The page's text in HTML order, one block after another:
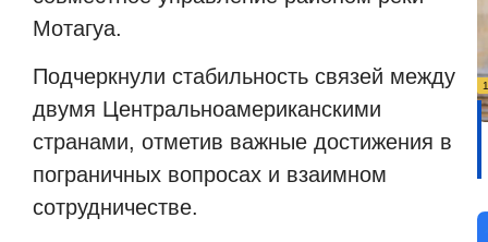
Мотагуа.
Подчеркнули стабильность связей между
двумя Центральноамериканскими
странами, отметив важные достижения в
пограничных вопросах и взаимном
сотрудничестве.